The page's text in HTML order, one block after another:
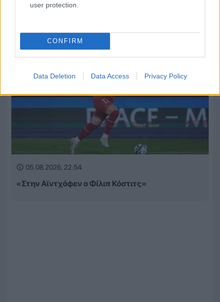
user protection.
CONFIRM
Data Deletion Data Access Privacy Policy
Τα έσοδα της League Phase σε Champions League,
05.08.2026, 22:54
«Στην Αϊντχόφεν ο Φίλιπ Κόστιτς»